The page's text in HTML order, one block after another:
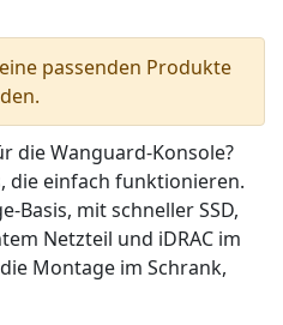
passenden Produkte
die Wanguard-Konsole?
die einfach funktionieren.
Basis, mit schneller SSD,
Netzteil und iDRAC im
Montage im Schrank,